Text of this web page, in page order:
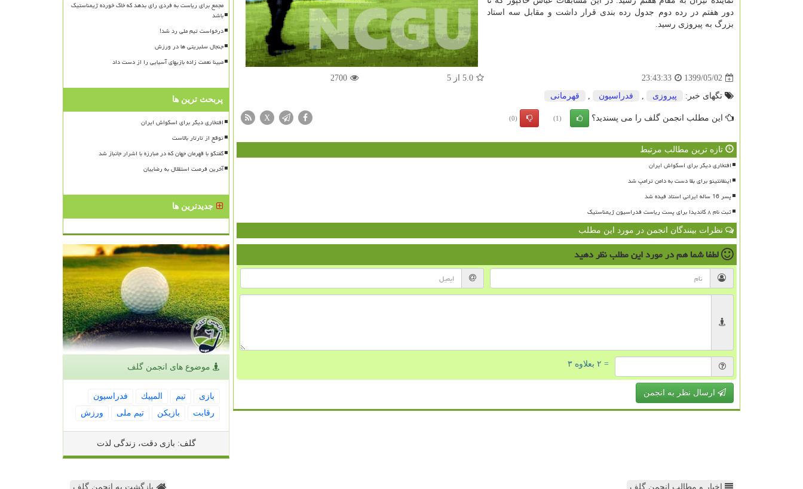
دور هفتم در رده دوم جدول رده بندی قرار داشت و مقابل سه استاد
بزرگ به پیروزی رسید.
1399/05/02
23:43:33
5.0 از5
2700
تگهای خبر: پیروزی , فدراسیون , قهرمانی
این مطلب انجمن گلف را می پسندید؟ (1)
(0)
X
تازه ترین مطالب مرتبط
افتخاری دیگر برای اسکواش ایران
اینفانتینو برای بقا دست به دامن ترامپ شد
پسر 16 ساله ایرانی استاد فیده شد
ثبت نام ۸ کاندیدا برای پست ریاست فدراسیون ژیمناستیک
نظرات بینندگان انجمن در مورد این مطلب
لطفا شما همدر مورد این مطلبنظر دهید
= ۲ بعلاوه ۳
ارسال نظر به انجمن
مجمع برای ریاست به فردی رای بدهد که خاک خورده ژیمناستیک
باشد
درخواست تیم ملی رد شد!
جنجال سلبریتی ها در ورزش
مبینا نعمت زاده بازیهای آسیایی را از دست داد
پربحث ترین ها
افتخاری دیگر برای اسکواش ایران
توقع از تارتار بالاست
گفتگو با قهرمان جهان که در مبارزه با اشرار جانباز شد
آخرین فرصت استقلال به رضاییان
جدیدترین ها
موضوع های انجمن گلف
بازی تیم المپیك
فدراسیون
رقابت
بازیكن تیم ملی ورزش
گلف: بازی دقت، زندگی لذت
اخبار و مطالب انجمن گلف بازگشت به انجمن گلف